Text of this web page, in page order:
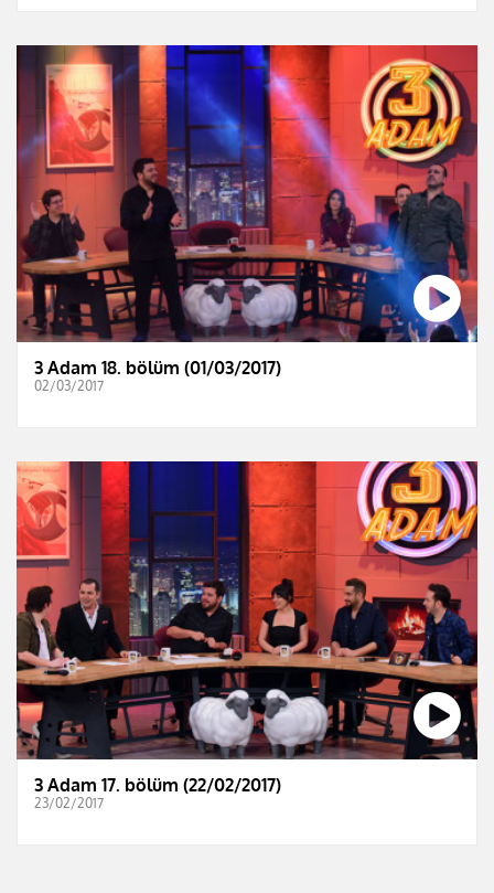
3 Adam 18. bölüm (01/03/2017)
02/03/2017
3 Adam 17. bölüm (22/02/2017)
23/02/2017